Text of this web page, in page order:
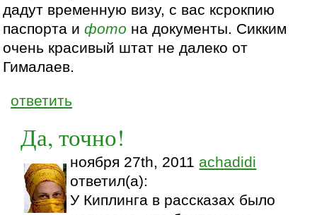
дадут временную визу, с вас ксрокпию
паспорта ифото на документы. Сикким
очень красивый штат не далеко от
Гималаев.
ответить
Да, точно!
ноября 27th, 2011 achadidi
ответил(а):
У Киплинга в рассказах было